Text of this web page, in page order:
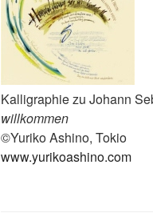
Kalligraphie zu Johann
willkommen
©Yuriko Ashino, Tokio
www.yurikoashino.com